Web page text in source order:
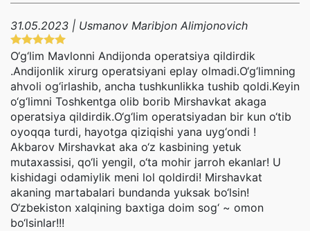
31.05.2023 | Usmanov Maribjon Alimjonovich
O‘g‘lim Mavlonni Andijonda operatsiya qildirdik
.Andijonlik xirurg operatsiyani eplay olmadi.O‘g‘limning
ahvoli og‘irlashib, ancha tushkunlikka tushib qoldi.Keyin
o‘g‘limni Toshkentga olib borib Mirshavkat akaga
operatsiya qildirdik.O‘g‘lim operatsiyadan bir kun o‘tib
oyoqqa turdi, hayotga qiziqishi yana uyg‘ondi !
Akbarov Mirshavkat aka o‘z kasbining yetuk
mutaxassisi, qo‘li yengil, o‘ta mohir jarroh ekanlar! U
kishidagi odamiylik meni lol qoldirdi! Mirshavkat
akaning martabalari bundanda yuksak bo‘lsin!
O‘zbekiston xalqining baxtiga doim sog‘ ~ omon
bo‘lsinlar!!!